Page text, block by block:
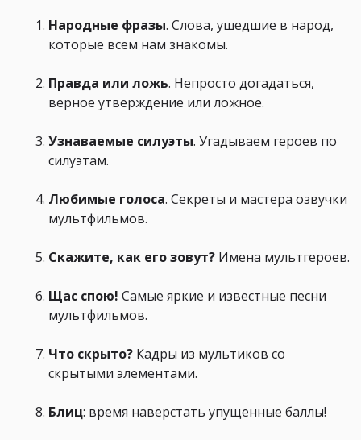
Народные фразы. Слова, ушедшие в народ,
которые всем нам знакомы.
Правда или ложь. Непросто догадаться,
верное утверждение или ложное.
Узнаваемые силуэты. Угадываем героев по
силуэтам.
Любимые голоса. Секреты и мастера озвучки
мультфильмов.
Скажите, как его зовут? Имена мультгероев.
Щас спою! Самые яркие и известные песни
мультфильмов.
Что скрыто? Кадры из мультиков со
скрытыми элементами.
Блиц: время наверстать упущенные баллы!